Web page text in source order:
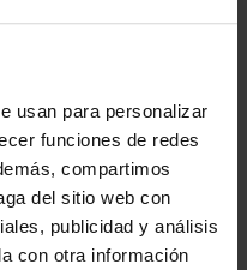
usan para personalizar
funciones de redes
compartimos
del sitio web con
publicidad y análisis
con otra información